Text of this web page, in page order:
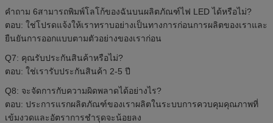
คำถาม 6สามารถพิมพ์โลโก้ของฉันบนผลิตภัณฑ์ไฟ LED ได้หรือไม่?
ตอบ: ใช่โปรดแจ้งให้เราทราบอย่างเป็นทางการก่อนการผลิตของเราและ
ยืนยันการออกแบบตามตัวอย่างของเราก่อน
Q7: คุณรับประกันสินค้าหรือไม่?
ตอบ: ใช่เรารับประกันสินค้า 2-5 ปี
Q8: จะจัดการกับความผิดพลาดได้อย่างไร?
ตอบ: ประการแรกผลิตภัณฑ์ของเราผลิตในระบบการควบคุมคุณภาพที่
เข้มงวดและอัตราการชำรุดจะน้อยลง